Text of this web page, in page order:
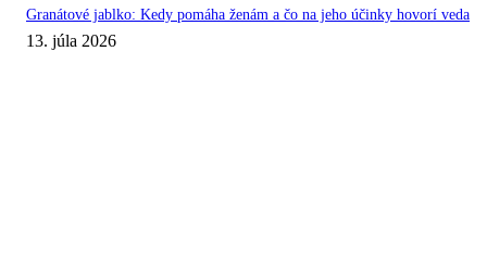
Granátové jablko: Kedy pomáha ženám a čo na jeho účinky hovorí veda
13. júla 2026